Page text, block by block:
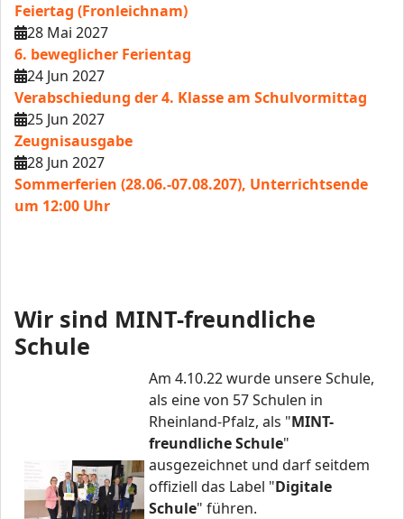
Feiertag (Fronleichnam)
28 Mai 2027
6. beweglicher Ferientag
24 Jun 2027
Verabschiedung der 4. Klasse am Schulvormittag
25 Jun 2027
Zeugnisausgabe
28 Jun 2027
Sommerferien (28.06.-07.08.207), Unterrichtsende
um 12:00 Uhr
Wir sind MINT-freundliche
Schule
Am 4.10.22 wurde unsere Schule,
als eine von 57 Schulen in
Rheinland-Pfalz, als "MINT-
freundliche Schule"
ausgezeichnet und darf seitdem
offiziell das Label "Digitale
Schule" führen.